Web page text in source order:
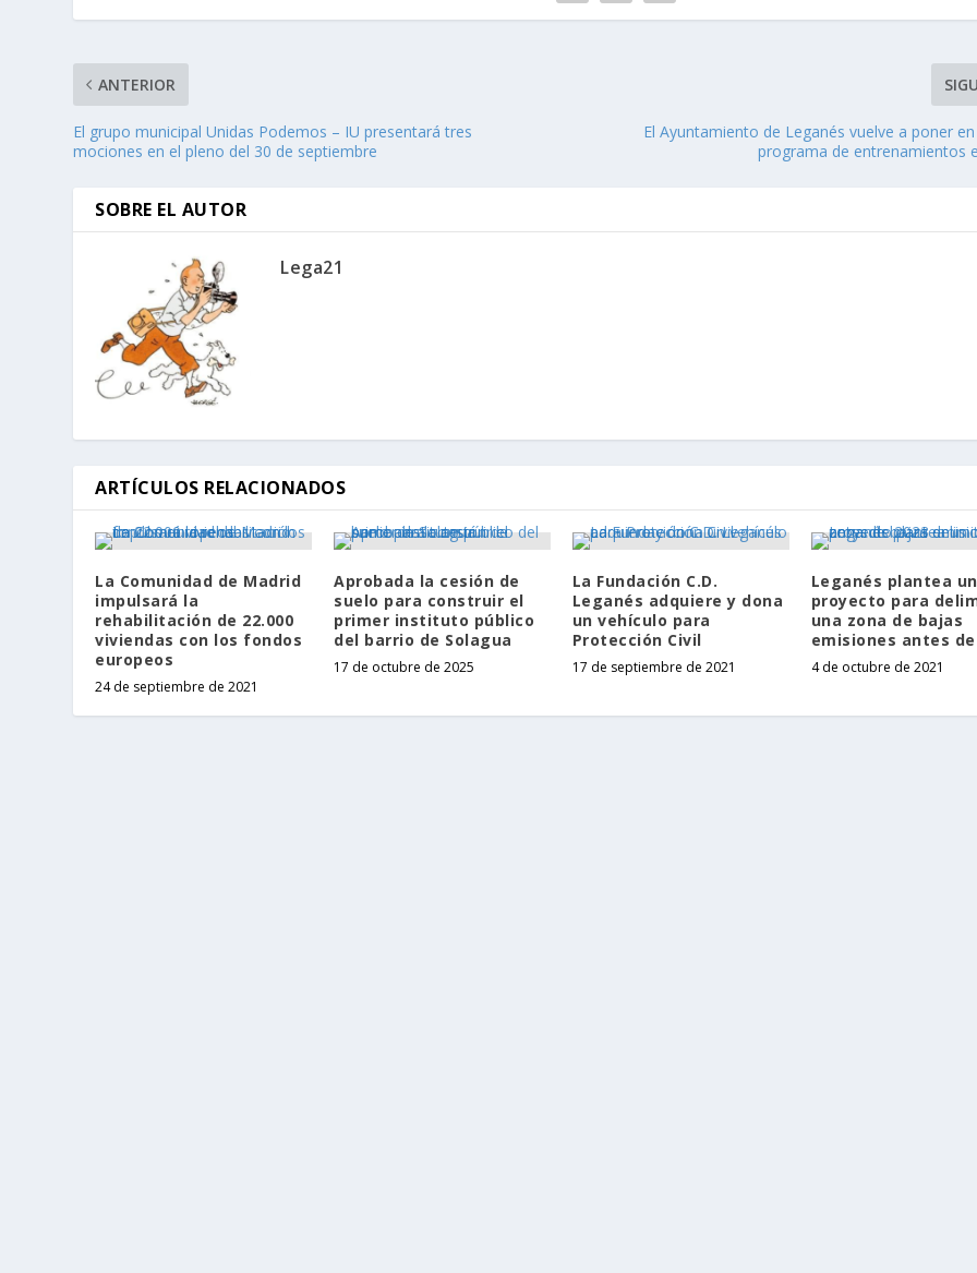
ANTERIOR
El grupo municipal Unidas Podemos – IU presentará tres
mociones en el pleno del 30 de septiembre
El Ayuntamiento de Leganés vuelve a poner
programa de entrenamientos
SOBRE EL AUTOR
Lega21
ARTÍCULOS RELACIONADOS
La Comunidad de Madrid
impulsará la
rehabilitación de 22.000
viviendas con los fondos
europeos
24 de septiembre de 2021
Aprobada la cesión de
suelo para construir el
primer instituto público
del barrio de Solagua
17 de octubre de 2025
La Fundación C.D.
Leganés adquiere y dona
un vehículo para
Protección Civil
17 de septiembre de 2021
Leganés plantea un
proyecto para
una zona de bajas
emisiones antes de
4 de octubre de 2021